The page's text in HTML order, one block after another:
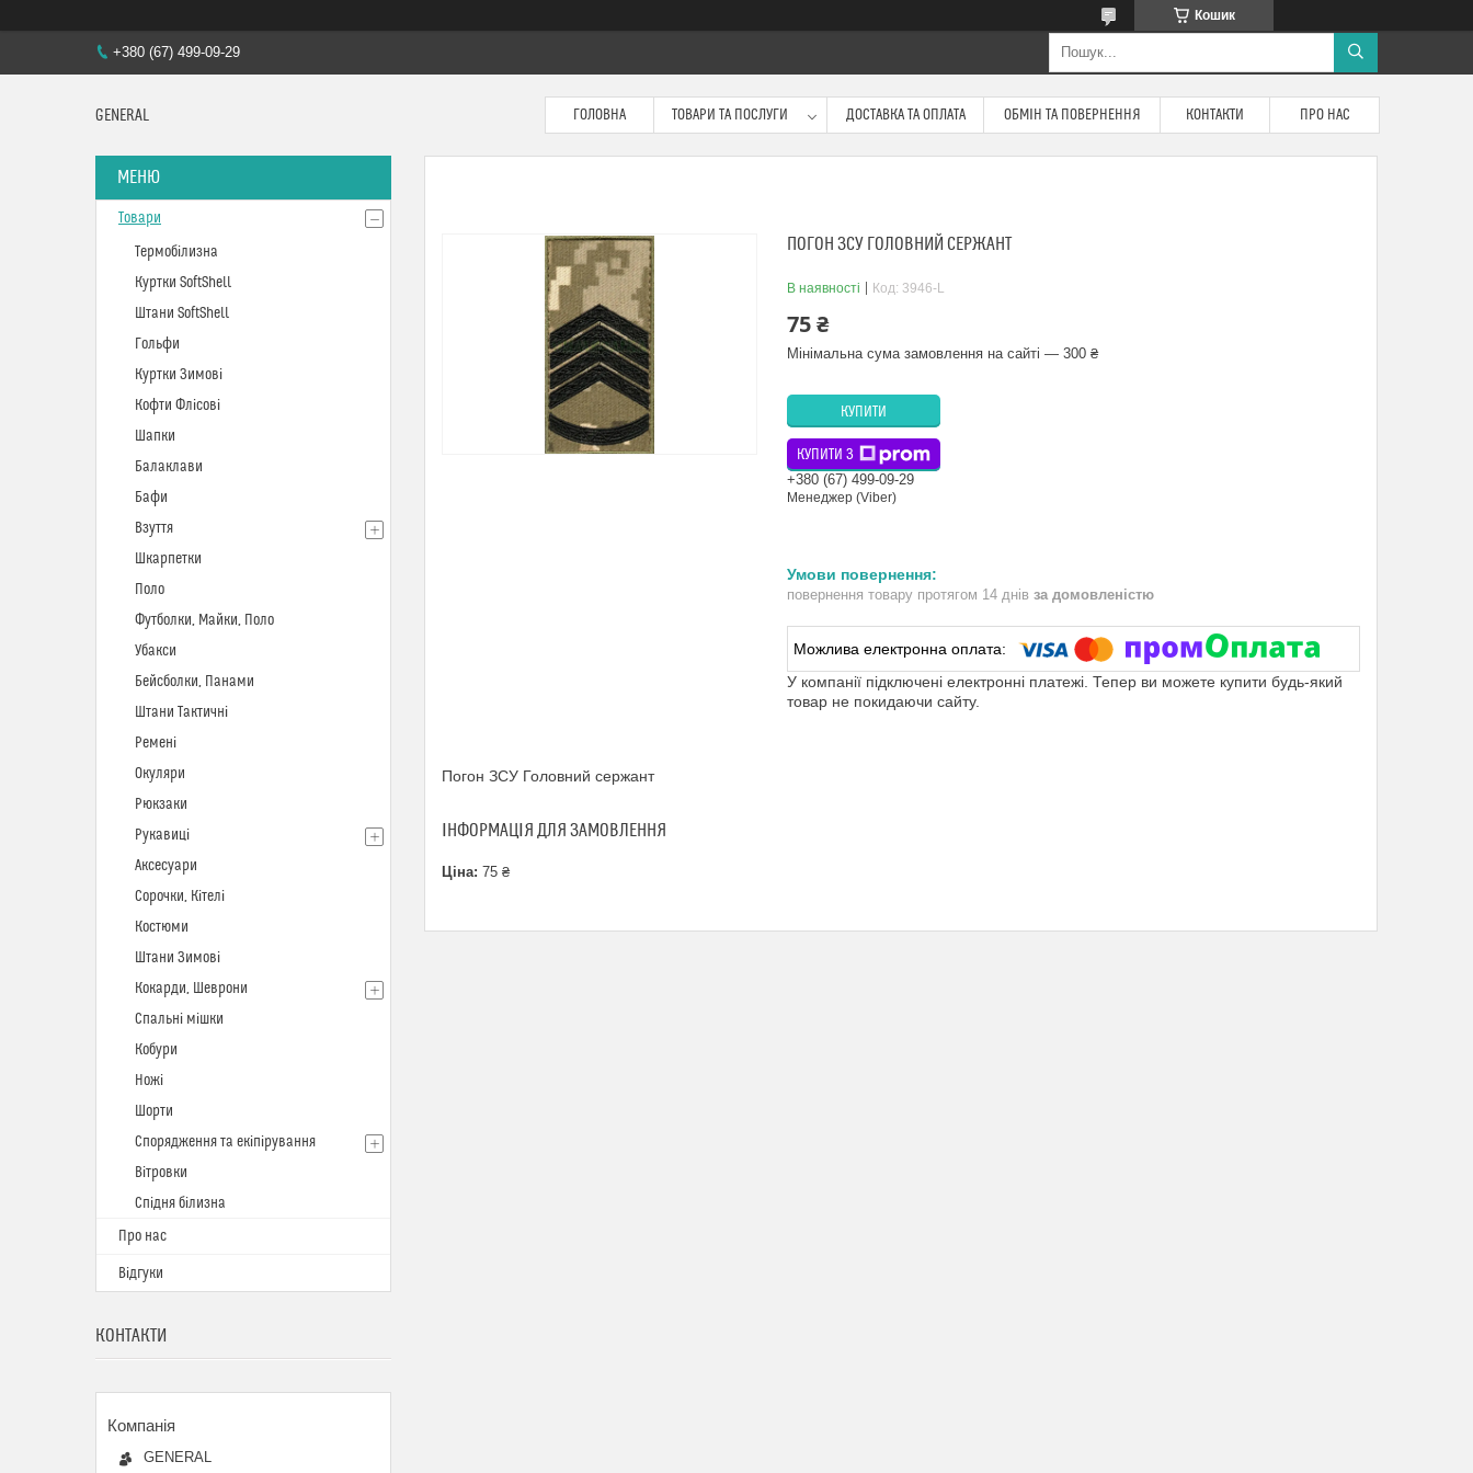
Кошик
+380 (67) 499-09-29
GENERAL ГОЛОВНА ТОВАРИ ТА ПОСЛУГИ ДОСТАВКА ТА ОПЛАТА ОБМІН ТА ПОВЕРНЕННЯ КОНТАКТИ ПРО НАС
ПОГОН ЗСУ ГОЛОВНИЙ СЕРЖАНТ
В наявності Код: 3946-L
75 ₴
Мінімальна сума замовлення на сайті — 300 ₴
КУПИТИ
КУПИТИ З
+380 (67) 499-09-29
Менеджер (Viber)
повернення товару протягом 14 днів за домовленістю
У компанії підключені електронні платежі. Тепер ви можете купити будь-який
товар не покидаючи сайту.
Погон ЗСУ Головний сержант
ІНФОРМАЦІЯ ДЛЯ ЗАМОВЛЕННЯ
Ціна: 75 ₴
Товари
Термобілизна
Куртки SoftShell
Штани SoftShell
Гольфи
Куртки Зимові
Кофти Флісові
Шапки
Балаклави
Бафи
Взуття
Шкарпетки
Поло
Футболки, Майки, Поло
Убакси
Бейсболки, Панами
Штани Тактичні
Ремені
Окуляри
Рюкзаки
Рукавиці
Аксесуари
Сорочки, Кітелі
Костюми
Штани Зимові
Кокарди, Шеврони
Спальні мішки
Кобури
Ножі
Шорти
Спорядження та екіпірування
Вітровки
Спідня білизна
Про нас
Відгуки
КОНТАКТИ
GENERAL